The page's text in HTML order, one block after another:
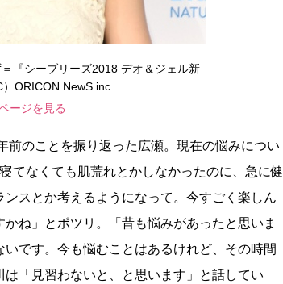
『シーブリーズ2018 デオ＆ジェル新
ORICON NewS inc.
ージを見る
前のことを振り返った広瀬。現在の悩みについ
てなくても肌荒れとかしなかったのに、急に健
スとか考えるようになって。今すごく楽しん
ね」とポツリ。「昔も悩みがあったと思いま
です。今も悩むことはあるけれど、その時間
「見習わないと、と思います」と話してい